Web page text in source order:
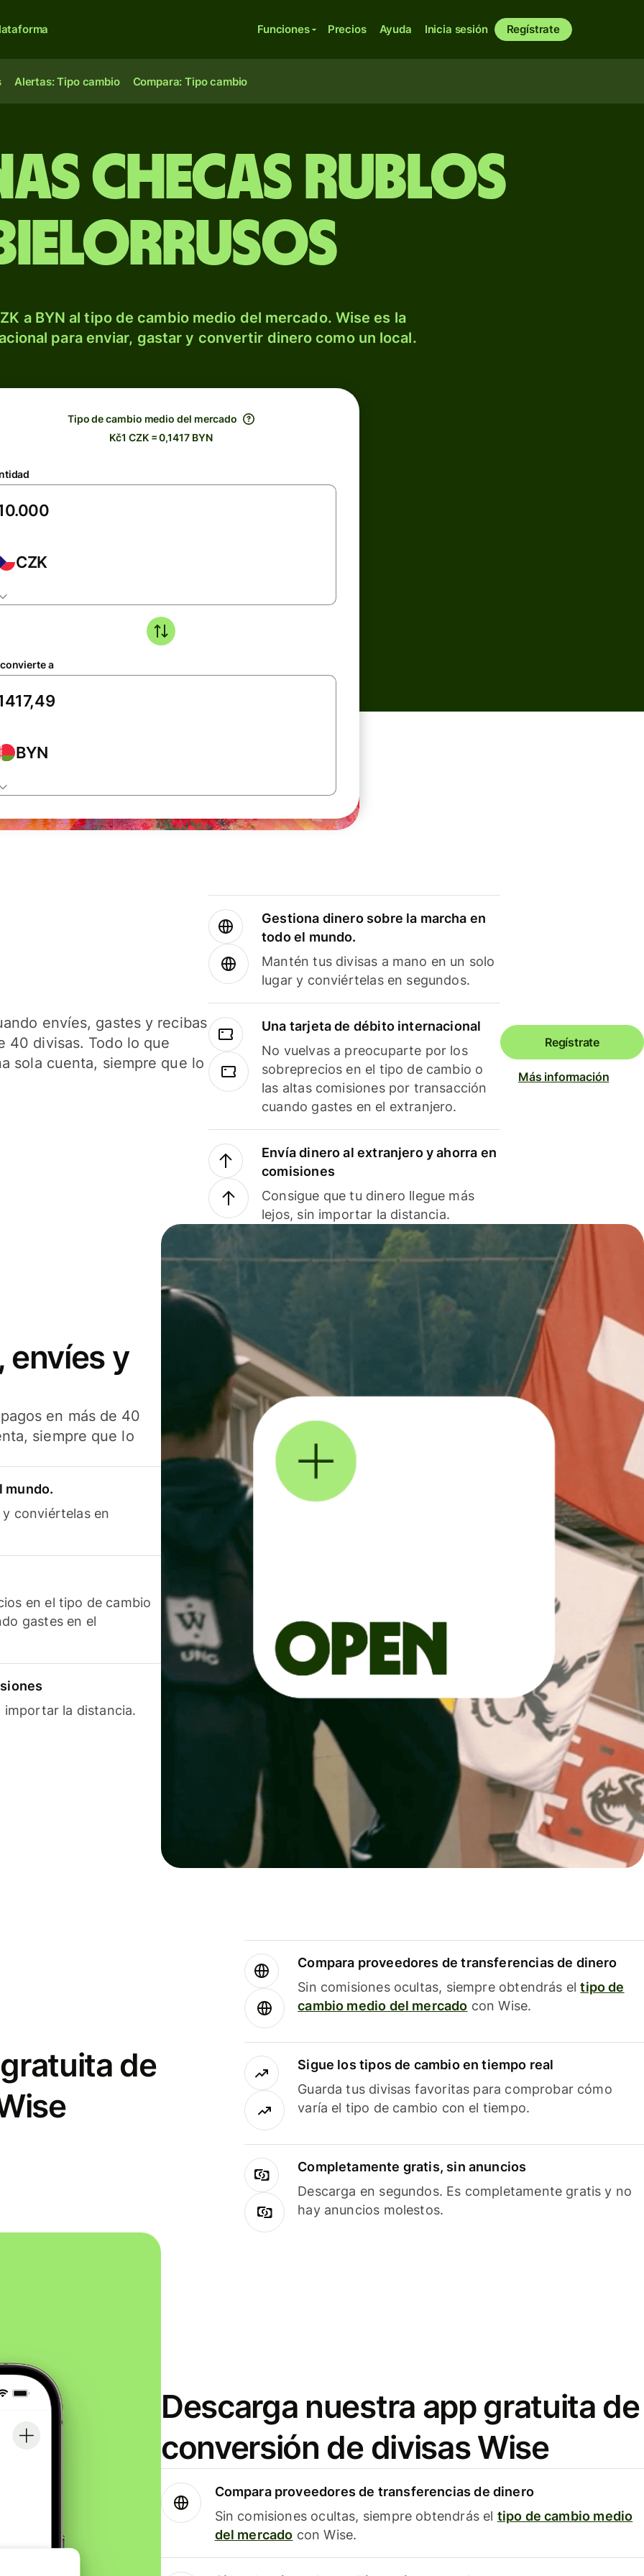
Funciones Precios Ayuda Inicia sesión Regístrate
Alertas: Tipo cambio Compara: Tipo cambio
checas rublos
a BYN al tipo de cambio medio del mercado. Wise es la
para enviar, gastar y convertir dinero como un local.
Tipo de cambio medio del mercado
Kč1 CZK = 0,1417 BYN
CZK
a
BYN
envíes, gastes y recibas
40 divisas. Todo lo que
sola cuenta, siempre que lo
Gestiona dinero sobre la marcha en
todo el mundo.
Mantén tus divisas a mano en un solo
lugar y conviértelas en segundos.
Una tarjeta de débito internacional
No vuelvas a preocuparte por los
sobreprecios en el tipo de cambio o
las altas comisiones por transacción
cuando gastes en el extranjero.
Envía dinero al extranjero y ahorra en
comisiones
Consigue que tu dinero llegue más
lejos, sin importar la distancia.
Regístrate
Más información
envíes y
en más de 40
siempre que lo
mundo.
conviértelas en
en el tipo de cambio
gastes en el
importar la distancia.
de
Compara proveedores de transferencias de dinero
Sin comisiones ocultas, siempre obtendrás eltipo de
cambio medio del mercado con Wise.
Sigue los tipos de cambio en tiempo real
Guarda tus divisas favoritas para comprobar cómo
varía el tipo de cambio con el tiempo.
Completamente gratis, sin anuncios
Descarga en segundos. Es completamente gratis y no
hay anuncios molestos.
Descarga nuestra app gratuita de
conversión de divisas Wise
Compara proveedores de transferencias de dinero
Sin comisiones ocultas, siempre obtendrás el tipo de cambio medio
del mercado con Wise.